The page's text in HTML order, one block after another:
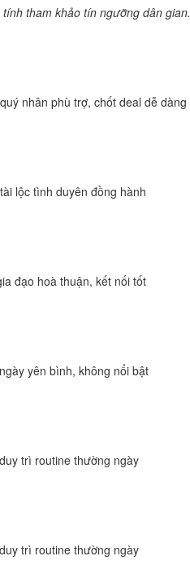
tính tham khảo tín ngưỡng dân gian.
nhân phù trợ, chốt deal dễ dàng
lộc tình duyên đồng hành
đạo hoà thuận, kết nối tốt
yên bình, không nổi bật
trì routine thường ngày
trì routine thường ngày